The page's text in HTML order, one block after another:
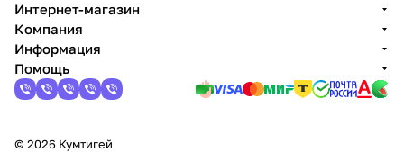
Интернет-магазин
Компания
Информация
Помощь
© 2026 Кумтигей